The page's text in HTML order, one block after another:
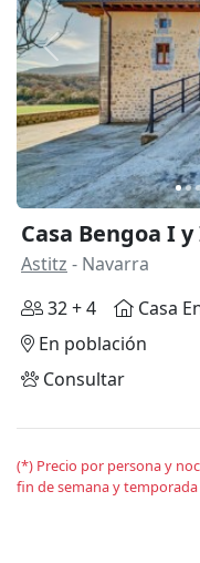
Anterior
Casa Bengoa I
Astitz - Navarra
32 + 4
Casa
En población
Consultar
(*) Precio por persona y
fin de semana y temporada